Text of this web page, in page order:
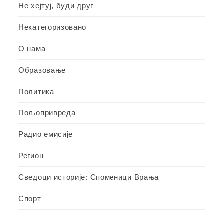
Не хејтуј, буди друг
Некатегоризовано
О нама
Образовање
Политика
Пољопривреда
Радио емисије
Регион
Сведоци историје: Споменици Врања
Спорт